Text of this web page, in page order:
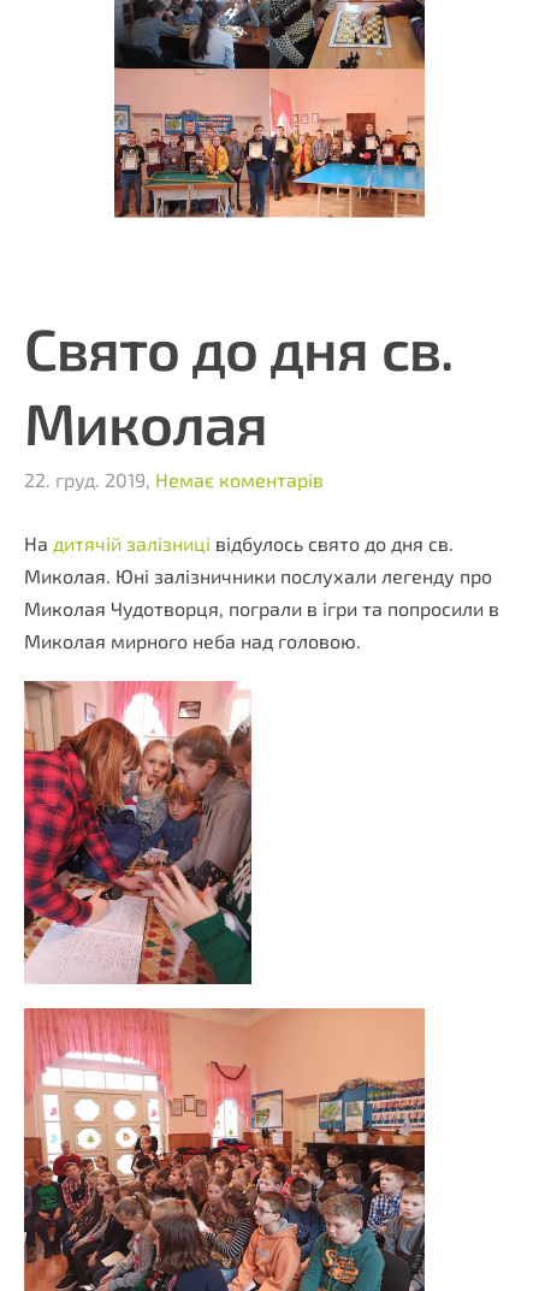
Свято до дня св.
Миколая
22. груд. 2019, Немає коментарів
На дитячій залізниці відбулось свято до дня св.
Миколая. Юні залізничники послухали легенду про
Миколая Чудотворця, пограли в ігри та попросили в
Миколая мирного неба над головою.